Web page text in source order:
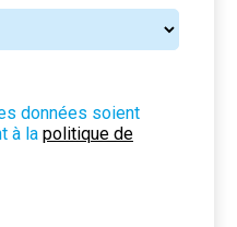
données soient
à la politique de